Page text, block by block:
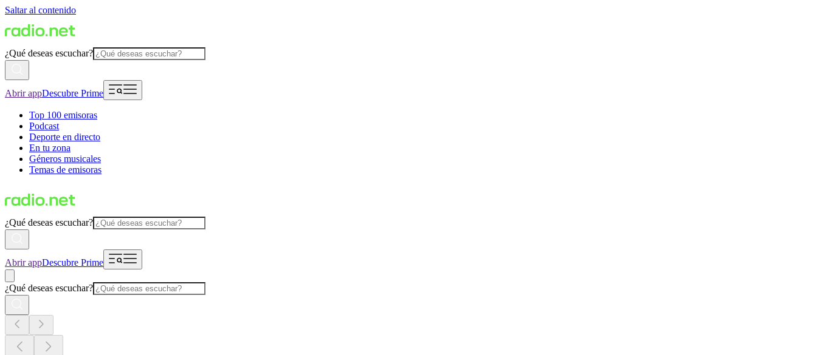
Saltar al contenido
¿Qué deseas escuchar?
Abrir appDescubre Prime
Top 100 emisoras
Podcast
Deporte en directo
En tu zona
Géneros musicales
Temas de emisoras
¿Qué deseas escuchar?
Abrir appDescubre Prime
¿Qué deseas escuchar?